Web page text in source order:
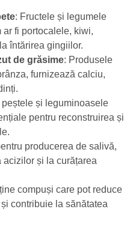
: Fructele și legumele
ar fi portocalele, kiwi,
întărirea gingiilor.
de grăsime: Produsele
furnizează calciu,
peștele și leguminoasele
pentru reconstruirea și
producerea de salivă,
și la curățarea
compuși care pot reduce
contribuie la sănătatea